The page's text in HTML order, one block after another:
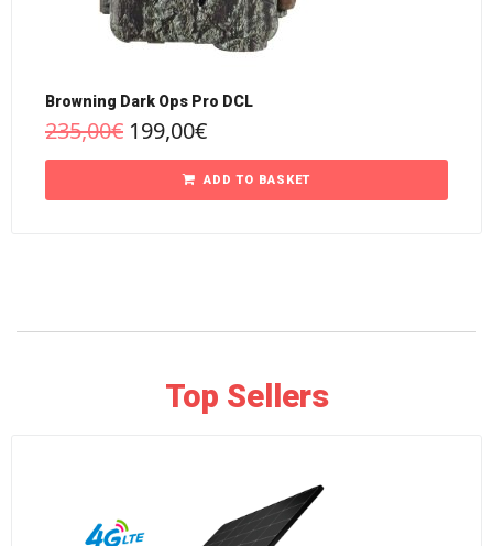
Browning Dark Ops Pro DCL
235,00€ 199,00€
ADD TO BASKET
Top Sellers